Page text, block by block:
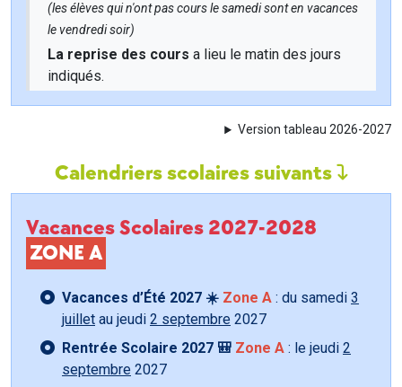
(les élèves qui n'ont pas cours le samedi sont en vacances
le vendredi soir)
La reprise des cours a lieu le matin des jours
indiqués.
Version tableau 2026-2027
Calendriers scolaires suivants
Vacances Scolaires 2027-2028
ZONE A
Vacances d’Été 2027 ☀️ Zone A : du samedi 3
juillet au jeudi 2 septembre 2027
Rentrée Scolaire 2027 🎒 Zone A : le jeudi 2
septembre 2027